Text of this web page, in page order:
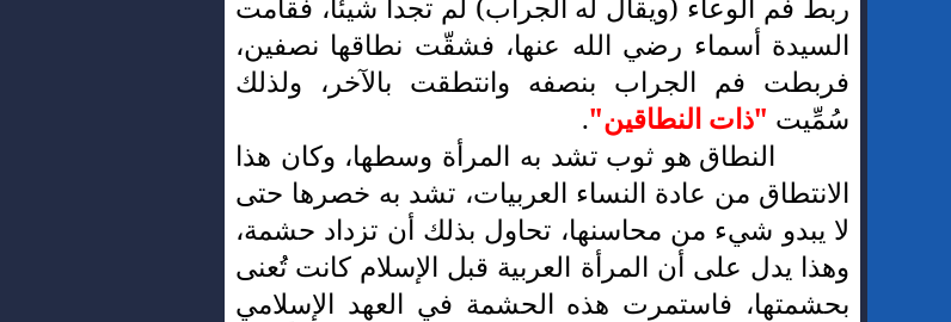
ربط فم الوعاء (ويقال له الجراب) لم تجدا شيئاً، فقامت
السيدة أسماء رضي الله عنها، فشقّت نطاقها نصفين،
فربطت فم الجراب بنصفه وانتطقت بالآخر، ولذلك
سُمِّيت "ذات النطاقين".
النطاق هو ثوب تشد به المرأة وسطها، وكان هذا
الانتطاق من عادة النساء العربيات، تشد به خصرها حتى
لا يبدو شيء من محاسنها، تحاول بذلك أن تزداد حشمة،
وهذا يدل على أن المرأة العربية قبل الإسلام كانت تُعنى
بحشمتها، فاستمرت هذه الحشمة في العهد الإسلامي